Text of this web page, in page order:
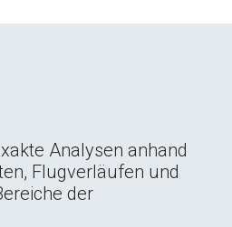
Analysen anhand
Flugverläufen und
der